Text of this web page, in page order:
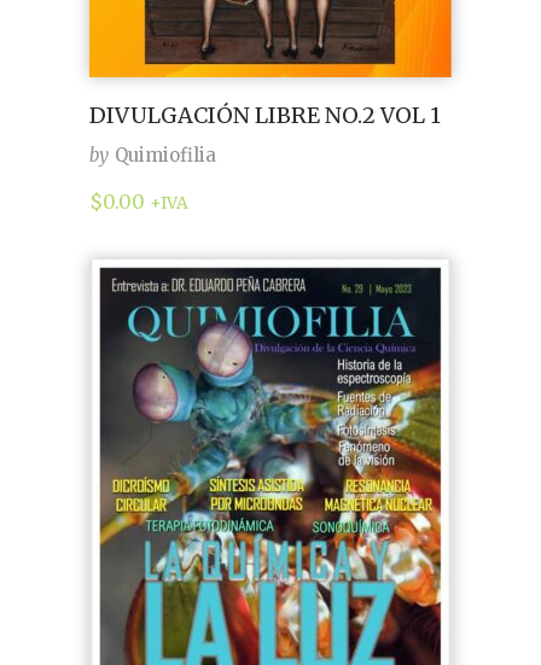
DIVULGACIÓN LIBRE NO.2 VOL 1
by Quimiofilia
$0.00 +IVA